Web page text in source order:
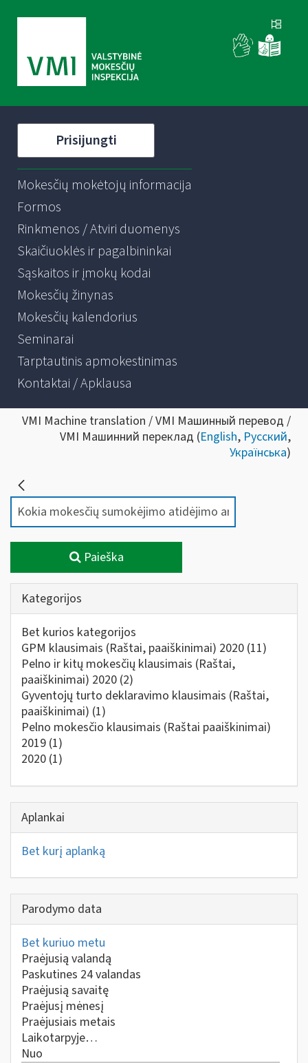
Prisijungti
Mokesčių mokėtojų informacija
Formos
Rinkmenos / Atviri duomenys
Skaičiuoklės ir pagalbininkai
Sąskaitos ir įmokų kodai
Mokesčių žinynas
Mokesčių kalendorius
Seminarai
Tarptautinis apmokestinimas
Kontaktai / Apklausa
VMI Machine translation / VMI Машинный перевод /
VMI Машинний переклад (English, Русский,
Українська)
Paieška
Kategorijos
Bet kurios kategorijos
GPM klausimais (Raštai, paaiškinimai) 2020 (11)
Pelno ir kitų mokesčių klausimais (Raštai,
paaiškinimai) 2020 (2)
Gyventojų turto deklaravimo klausimais (Raštai,
paaiškinimai) (1)
Pelno mokesčio klausimais (Raštai paaiškinimai)
2019 (1)
2020 (1)
Aplankai
Bet kurį aplanką
Parodymo data
Bet kuriuo metu
Praėjusią valandą
Paskutines 24 valandas
Praėjusią savaitę
Praėjusį mėnesį
Praėjusiais metais
Laikotarpyje…
Nuo